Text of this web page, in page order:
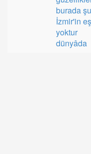
burada şu
İzmir'in
yoktur
dünyâda